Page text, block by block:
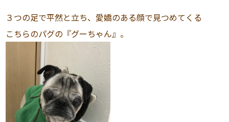
３つの足で平然と立ち、愛嬌のある顔で見つめてくる
こちらのパグの『グーちゃん』。